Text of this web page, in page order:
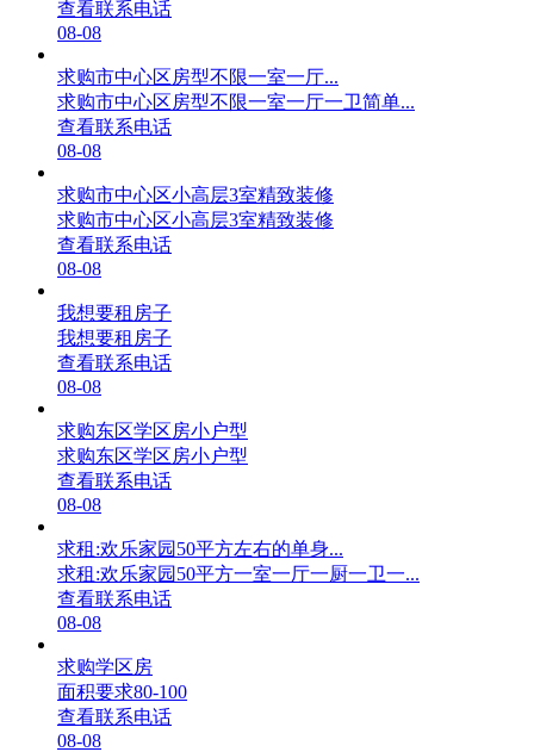
查看联系电话
08-08
求购市中心区房型不限一室一厅...
求购市中心区房型不限一室一厅一卫简单...
查看联系电话
08-08
求购市中心区小高层3室精致装修
求购市中心区小高层3室精致装修
查看联系电话
08-08
我想要租房子
我想要租房子
查看联系电话
08-08
求购东区学区房小户型
求购东区学区房小户型
查看联系电话
08-08
求租:欢乐家园50平方左右的单身...
求租:欢乐家园50平方一室一厅一厨一卫一...
查看联系电话
08-08
求购学区房
面积要求80-100
查看联系电话
08-08